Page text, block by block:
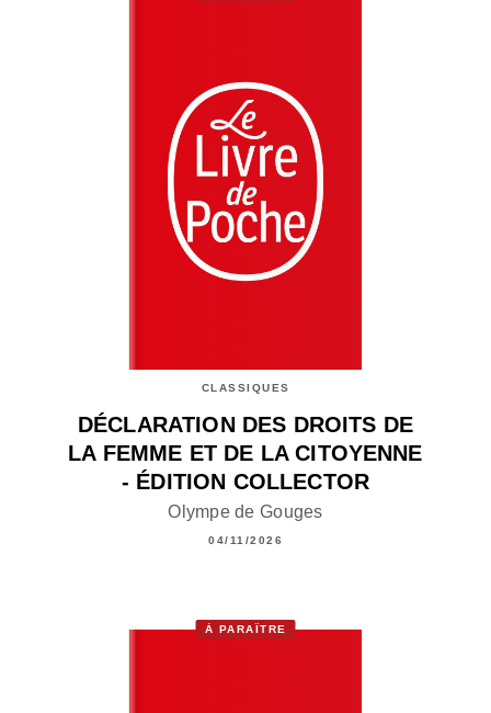
CLASSIQUES
DÉCLARATION DES DROITS DE
LA FEMME ET DE LA CITOYENNE
- ÉDITION COLLECTOR
Olympe de Gouges
04/11/2026
À PARAÎTRE